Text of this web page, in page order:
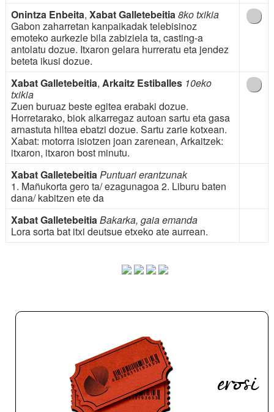
Onintza Enbeita, Xabat Galletebeitia8ko txikia
Gabon zaharretan kanpaikadak telebisinoz
emoteko aurkezle bila zabiziela ta, casting-a
antolatu dozue. Itxaron gelara hurreratu eta jendez
beteta ikusi dozue.
Xabat Galletebeitia, Arkaitz Estiballes 10eko
txikia
Zuen buruaz beste egitea erabaki dozue.
Horretarako, biok alkarregaz autoan sartu eta gasa
arnastuta hiltea ebatzi dozue. Sartu zarie kotxean.
Xabat: motorra isiotzen joan zarenean, Arkaitzek:
itxaron, itxaron bost minutu.
Xabat GalletebeitiaPuntuari erantzunak
1. Mañukorta gero ta/ ezagunagoa 2. Liburu baten
dana/ kabitzen ete da
Xabat GalletebeitiaBakarka, gaia emanda
Lora sorta bat itxi deutsue etxeko ate aurrean.
erosi